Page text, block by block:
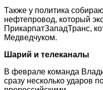
Также у политика
нефтепровод, который
ПрикарпатЗападТранс,
Медведчуком.
Шарий и телеканалы
В феврале команда
сразу несколько ударов